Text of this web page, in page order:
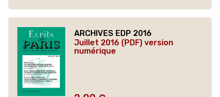
ARCHIVES EDP 2016
Juillet 2016 (PDF) version
numérique